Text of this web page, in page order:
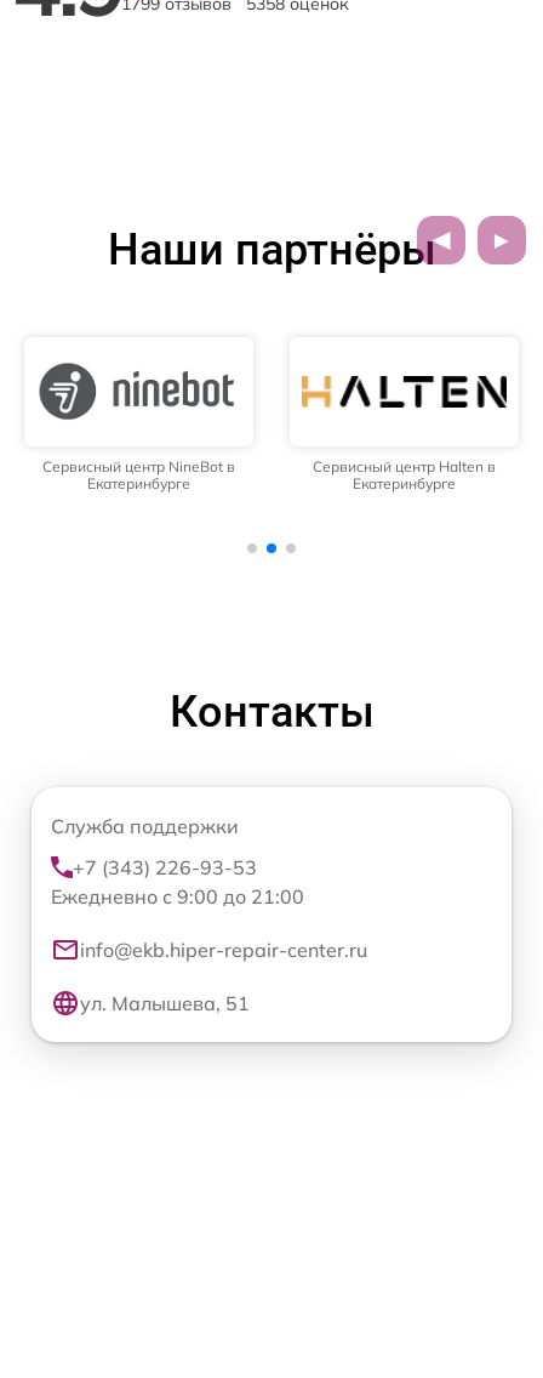
Наши партнёры
Сервисный центр NineBot в
Екатеринбурге
Сервисный центр Halten в
Екатеринбурге
Контакты
Служба поддержки
+7 (343) 226-93-53
Ежедневно с 9:00 до 21:00
info@ekb.hiper-repair-center.ru
ул. Малышева, 51